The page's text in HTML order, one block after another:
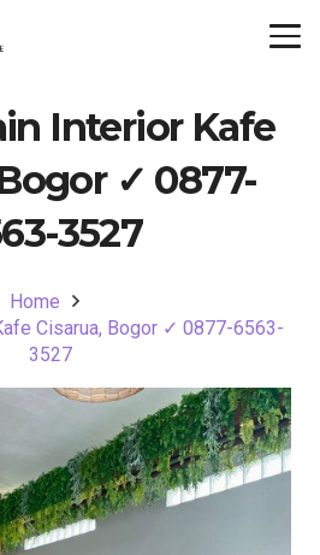
Interior Kafe
✓ 0877-
3527
Home
Cisarua, Bogor ✓ 0877-6563-
3527